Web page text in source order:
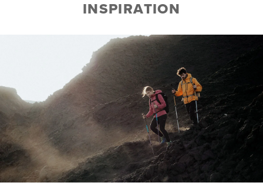
INSPIRATION